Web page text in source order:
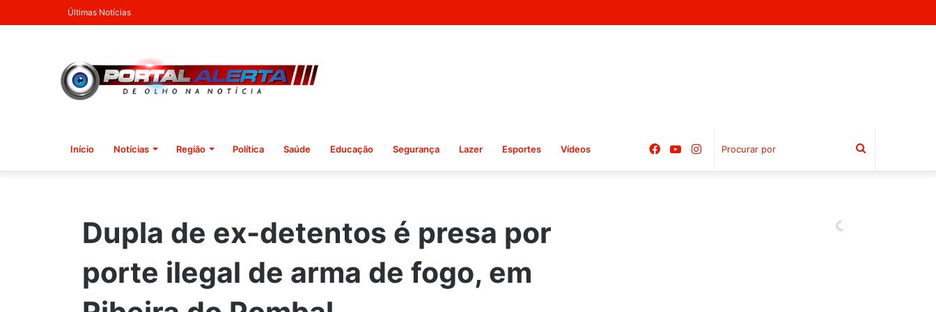
Últimas Notícias
Início Notícias Região Política Saúde Educação Segurança Lazer Esportes Vídeos Instagram
YouTube
Facebook
Dupla de ex-detentos é presa por
porte ilegal de arma de fogo, em